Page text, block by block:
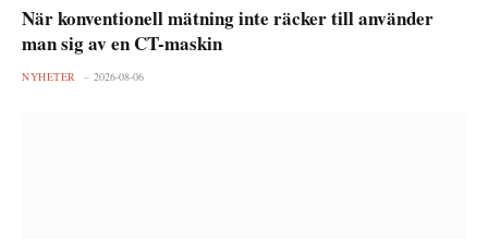
När konventionell mätning inte räcker till använder
man sig av en CT-maskin
NYHETER 2026-08-06